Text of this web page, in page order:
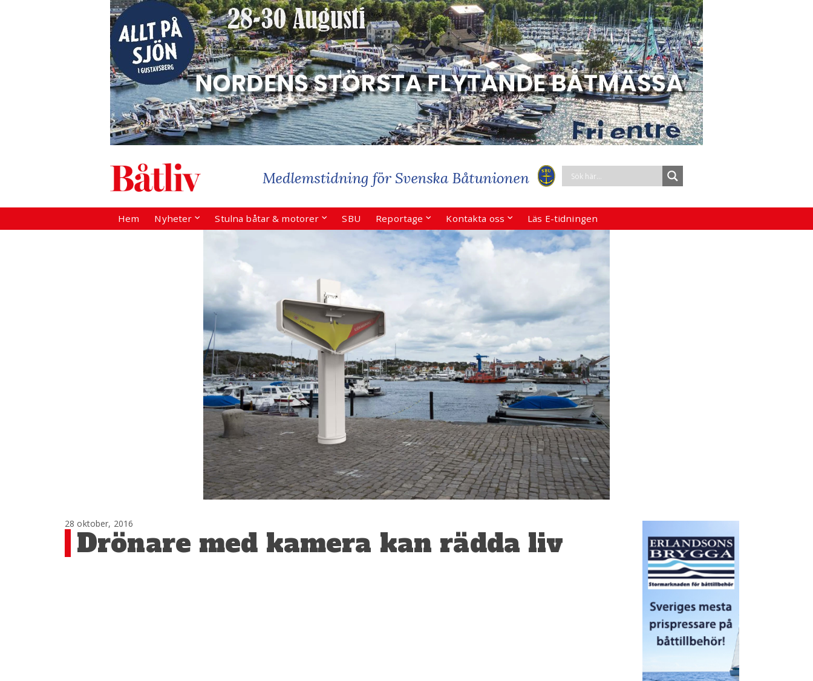
Hem Nyheter Stulna båtar & motorer SBU Reportage Kontakta oss Läs E-tidningen
28 oktober, 2016
Drönare med kamera kan rädda liv